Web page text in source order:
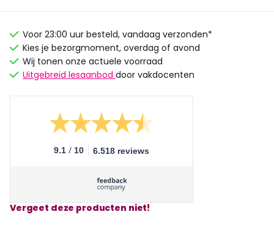
Voor 23:00 uur besteld, vandaag verzonden*
Kies je bezorgmoment, overdag of avond
Wij tonen onze actuele voorraad
Uitgebreid lesaanbod door vakdocenten
9.1 / 10 6.518 reviews
Vergeet deze producten niet!